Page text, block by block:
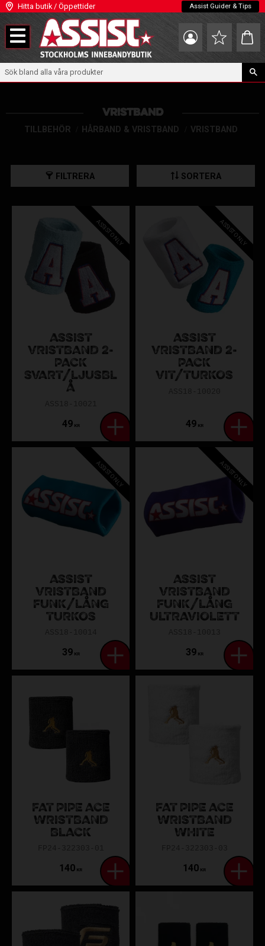
Meny
Hitta butik / Öppettider Assist Guider & Tips
Favoriter
VRISTBAND
TILLBEHÖR HÅRBAND & VRISTBAND VRISTBAND
FILTRERA SORTERA
ASSIST
VRISTBAND 2-
PACK
SVART/LJUSBL
Å
49KR
ASSIST ONLY
ASSIST
VRISTBAND 2-
PACK
VIT/TURKOS
49KR
ASSIST ONLY
ASSIST
VRISTBAND
FUNK/LÅNG
TURKOS
39KR
ASSIST ONLY
ASSIST
VRISTBAND
FUNK/LÅNG
ULTRAVIOLETT
39KR
ASSIST ONLY
FAT PIPE ACE
WRISTBAND
BLACK
140 KR
FAT PIPE ACE
WRISTBAND
WHITE
140 KR